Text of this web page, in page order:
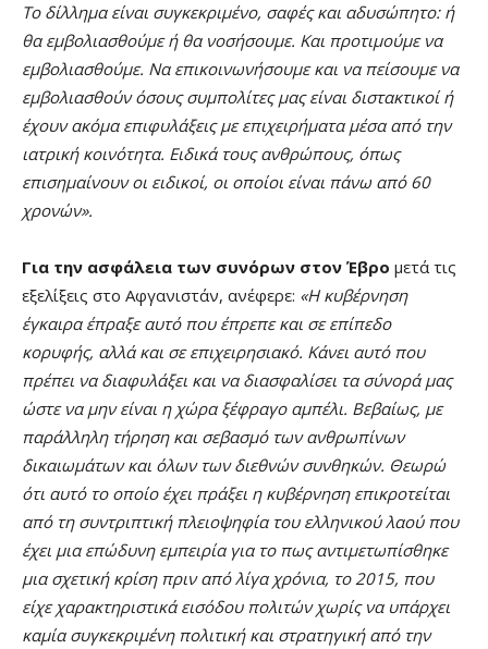
Το δίλλημα είναι συγκεκριμένο, σαφές και αδυσώπητο: ή
θα εμβολιασθούμε ή θα νοσήσουμε. Και προτιμούμε να
εμβολιασθούμε. Να επικοινωνήσουμε και να πείσουμε να
εμβολιασθούν όσους συμπολίτες μας είναι διστακτικοί ή
έχουν ακόμα επιφυλάξεις με επιχειρήματα μέσα από την
ιατρική κοινότητα. Ειδικά τους ανθρώπους, όπως
επισημαίνουν οι ειδικοί, οι οποίοι είναι πάνω από 60
χρονών».
Για την ασφάλεια των συνόρων στον Έβρο μετά τις
εξελίξεις στο Αφγανιστάν, ανέφερε: «Η κυβέρνηση
έγκαιρα έπραξε αυτό που έπρεπε και σε επίπεδο
κορυφής, αλλά και σε επιχειρησιακό. Κάνει αυτό που
πρέπει να διαφυλάξει και να διασφαλίσει τα σύνορά μας
ώστε να μην είναι η χώρα ξέφραγο αμπέλι. Βεβαίως, με
παράλληλη τήρηση και σεβασμό των ανθρωπίνων
δικαιωμάτων και όλων των διεθνών συνθηκών. Θεωρώ
ότι αυτό το οποίο έχει πράξει η κυβέρνηση επικροτείται
από τη συντριπτική πλειοψηφία του ελληνικού λαού που
έχει μια επώδυνη εμπειρία για το πως αντιμετωπίσθηκε
μια σχετική κρίση πριν από λίγα χρόνια, το 2015, που
είχε χαρακτηριστικά εισόδου πολιτών χωρίς να υπάρχει
καμία συγκεκριμένη πολιτική και στρατηγική από την